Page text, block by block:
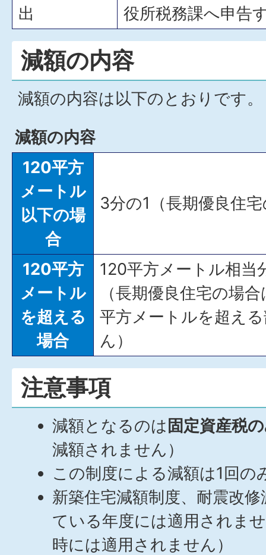
出 役所税務課へ申告
減額の内容
減額の内容は以下のとおりです。
減額の内容
120平方
メートル
以下の場
合
3分の1（長期優良住
120平方
メートル
を超える
場合
120平方メートル相当
（長期優良住宅の場
平方メートルを超え
ん）
注意事項
減額となるのは 固定資産税
減額されません）
この制度による減額は1回の
新築住宅減額制度、耐震改
ている年度には適用されま
時には適用されません）